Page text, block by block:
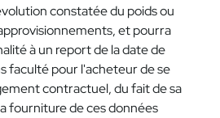
constatée du poids ou
et pourra
à un report de la date de
faculté pour l'acheteur de se
contractuel, du fait de sa
fourniture de ces données